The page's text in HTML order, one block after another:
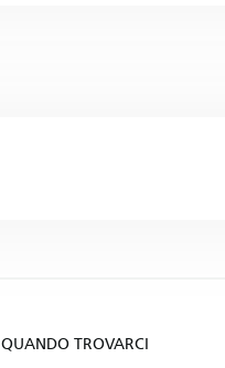
QUANDO TROVARCI